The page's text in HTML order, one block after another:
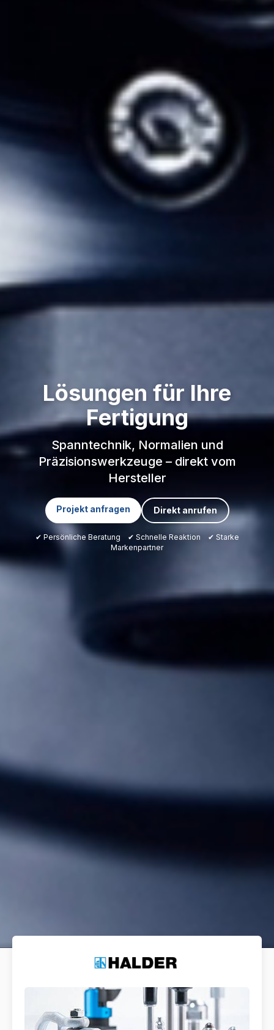
Lösungen für Ihre
Fertigung
Spanntechnik, Normalien und
Präzisionswerkzeuge – direkt vom
Hersteller
Projekt anfragen Direkt anrufen
✔ Persönliche Beratung ✔ Schnelle Reaktion ✔ Starke
Markenpartner